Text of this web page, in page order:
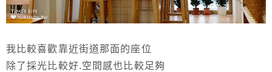
我比較喜歡靠近街道那面的座位
除了採光比較好.空間感也比較足夠